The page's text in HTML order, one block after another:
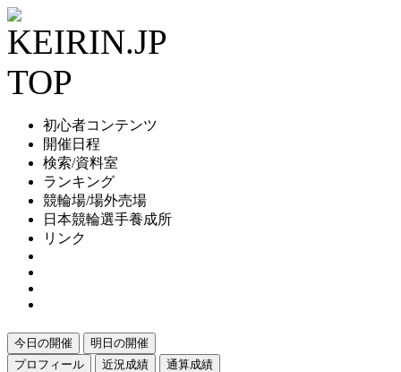
初心者コンテンツ
開催日程
検索/資料室
ランキング
競輪場/場外売場
日本競輪選手養成所
リンク
今日の開催
明日の開催
プロフィール
近況成績
通算成績